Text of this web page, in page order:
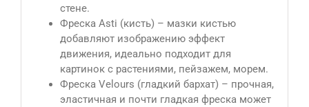
стене.
Фреска Asti (кисть) – мазки кистью
добавляют изображению эффект
движения, идеально подходит для
картинок с растениями, пейзажем, морем.
Фреска Velours (гладкий бархат) – прочная,
эластичная и почти гладкая фреска может